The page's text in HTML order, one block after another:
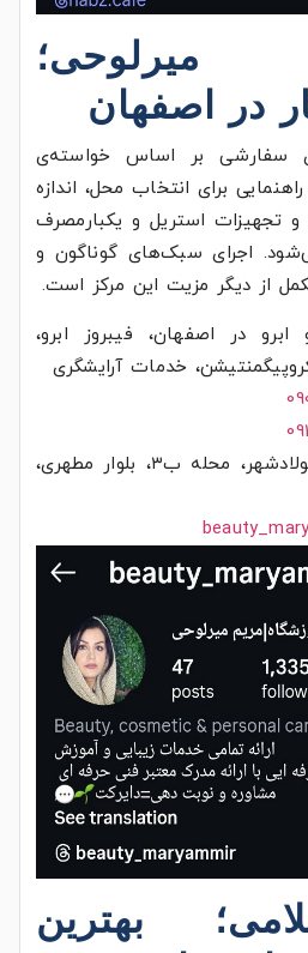
در اصفهان
سفارشی بر اساس خواسته‌ی
برای انتخاب محل، اندازه
و تجهیزات استریل و یکبارمصرف
اجرای سبک‌های گوناگون و
از دیگر مزیت‌ این مرکز است.
در اصفهان، فیبروز ابرو،
خدمات آرایشگری
اصفهان، فولادشهر، محله ب۳، بلوار مطهری،
بهترین